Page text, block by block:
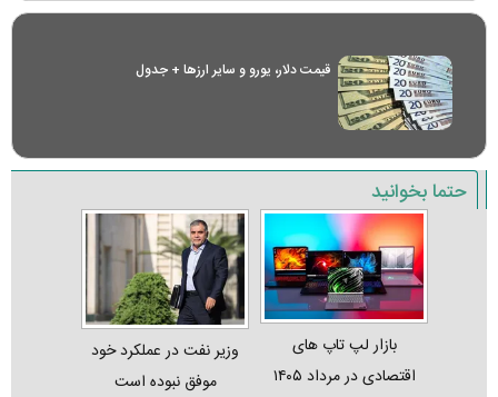
قیمت دلار، یورو و سایر ارز‌ها + جدول
حتما بخوانید
بازار لپ‌ تاپ‌ های
اقتصادی در مرداد ۱۴۰۵
وزیر نفت در عملکرد خود
موفق نبوده است